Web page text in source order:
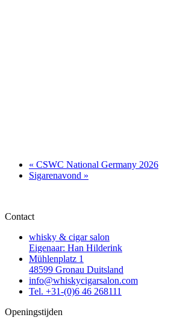
« CSWC National Germany 2026
Sigarenavond »
Contact
whisky & cigar salon
Eigenaar: Han Hilderink
Mühlenplatz 1
48599 Gronau Duitsland
info@whiskycigarsalon.com
Tel. +31-(0)6 46 268111
Openingstijden